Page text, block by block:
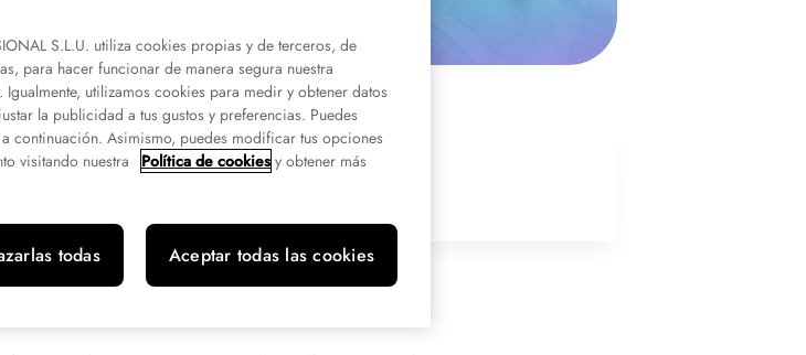
S.L.U. utiliza cookies propias y de terceros, de
para hacer funcionar de manera segura nuestra
utilizamos cookies para medir y obtener datos
la publicidad a tus gustos y preferencias. Puedes
continuación. Asimismo, puedes modificar tus opciones
visitando nuestra
Política de cookies y obtener más
todas Aceptar todas las cookies